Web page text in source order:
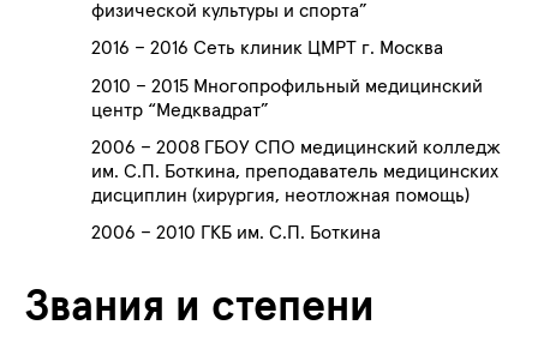
физической культуры и спорта”
2016 – 2016 Сеть клиник ЦМРТ г. Москва
2010 – 2015 Многопрофильный медицинский
центр “Медквадрат”
2006 – 2008 ГБОУ СПО медицинский колледж
им. С.П. Боткина, преподаватель медицинских
дисциплин (хирургия, неотложная помощь)
2006 – 2010 ГКБ им. С.П. Боткина
Звания и степени